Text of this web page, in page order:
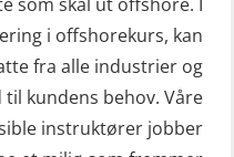
og HLO
e-læringfor
med eLearning
i offshorekurs, kan
fra alle industrier og
kundens behov. Våre
instruktører jobber